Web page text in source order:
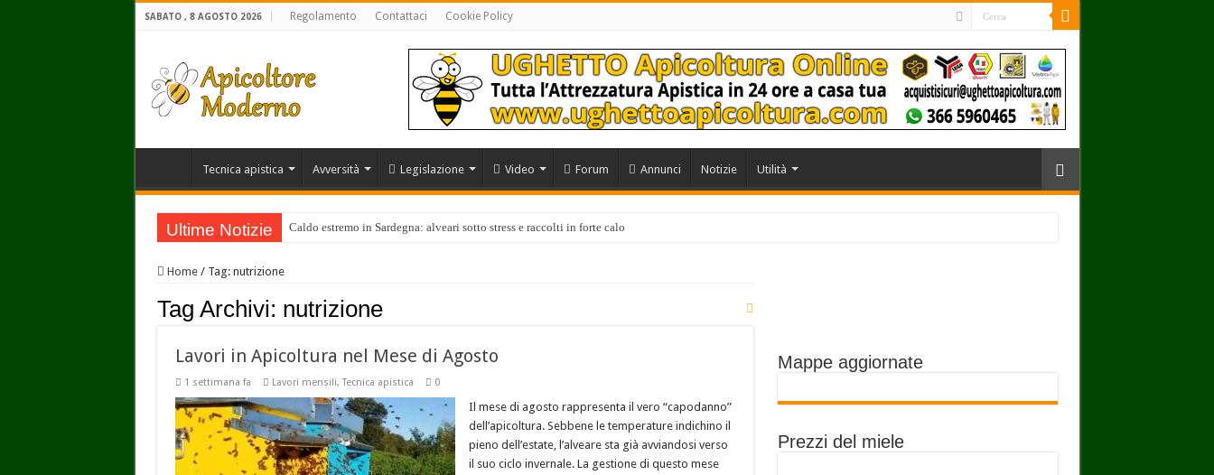
SABATO , 8 AGOSTO 2026 Regolamento Contattaci Cookie Policy
Tecnica apistica Avversità Legislazione Video Forum Annunci Notizie Utilità
Ultime Notizie Caldo estremo in Sardegna: alveari sotto stress e raccolti in forte calo
Home / Tag: nutrizione
Tag Archivi: nutrizione
Lavori in Apicoltura nel Mese di Agosto
1 settimana fa Lavori mensili,Tecnica apistica 0
Il mese di agosto rappresenta il vero “capodanno”
dell’apicoltura. Sebbene le temperature indichino il
pieno dell’estate, l’alveare sta già avviandosi verso
il suo ciclo invernale. La gestione di questo mese
Mappe aggiornate
Prezzi del miele